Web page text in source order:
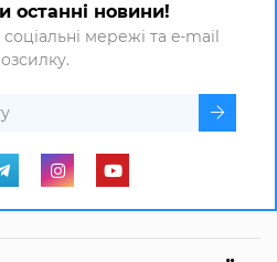
останні новини!
мережі та e-mail